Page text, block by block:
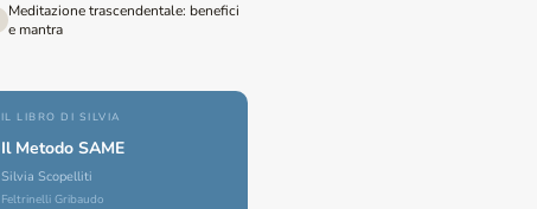
Meditazione trascendentale: benefici
e mantra
IL LIBRO DI SILVIA
Il Metodo SAME
Silvia Scopelliti
Feltrinelli Gribaudo